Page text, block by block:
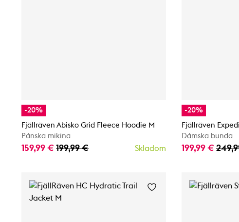
-20%
Fjällräven Abisko Grid Fleece Hoodie M
Pánska mikina
159,99 € 199,99 € Skladom
-20%
Fjällräven
Dámska bunda
199,99 €